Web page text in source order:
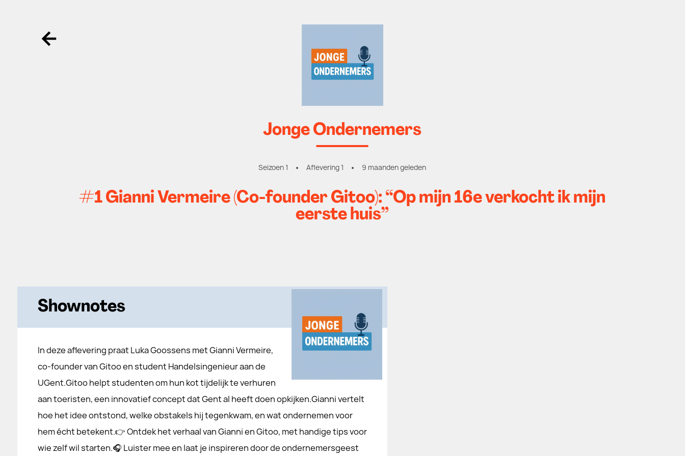
Ga terug
Jonge Ondernemers
Seizoen 1 Aflevering 1 9 maanden geleden
#1 Gianni Vermeire (Co-founder Gitoo): “Op mijn 16e verkocht ik mijn
eerste huis”
Shownotes
In deze aflevering praat Luka Goossens met Gianni Vermeire,
co-founder van Gitoo en student Handelsingenieur aan de
UGent.Gitoo helpt studenten om hun kot tijdelijk te verhuren
aan toeristen, een innovatief concept dat Gent al heeft doen opkijken.Gianni vertelt
hoe het idee ontstond, welke obstakels hij tegenkwam, en wat ondernemen voor
hem écht betekent.👉 Ontdek het verhaal van Gianni en Gitoo, met handige tips voor
wie zelf wil starten.🎧 Luister mee en laat je inspireren door de ondernemersgeest